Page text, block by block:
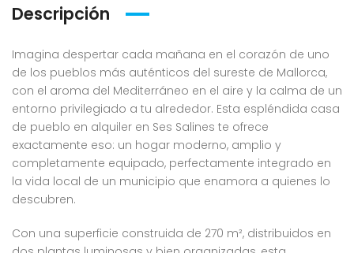
Descripción
Imagina despertar cada mañana en el corazón de uno
de los pueblos más auténticos del sureste de Mallorca,
con el aroma del Mediterráneo en el aire y la calma de un
entorno privilegiado a tu alrededor. Esta espléndida casa
de pueblo en alquiler en Ses Salines te ofrece
exactamente eso: un hogar moderno, amplio y
completamente equipado, perfectamente integrado en
la vida local de un municipio que enamora a quienes lo
descubren.
Con una superficie construida de 270 m², distribuidos en